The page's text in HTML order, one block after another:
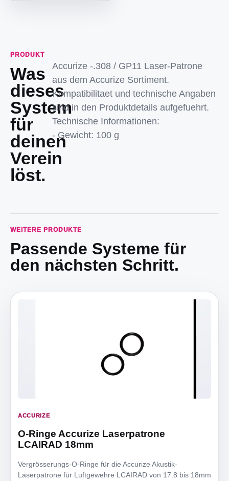
PRODUKT
Was
dieses
System
für
deinen
Verein
löst.
Accurize -.308 / GP11 Laser-Patrone
aus dem Accurize Sortiment.
Kompatibilitaet und technische Angaben
sind in den Produktdetails aufgefuehrt.
Technische Informationen:
- Gewicht: 100 g
WEITERE PRODUKTE
Passende Systeme für
den nächsten Schritt.
ACCURIZE
O-Ringe Accurize Laserpatrone
LCAIRAD 18mm
Vergrösserungs-O-Ringe für die Accurize Akustik-
Laserpatrone für Luftgewehre LCAIRAD von 17.8 bis 18mm